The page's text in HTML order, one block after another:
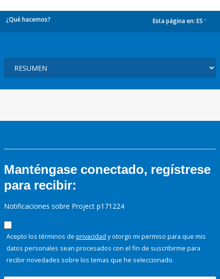
¿Qué hacemos? Esta página en: ES
Manténgase conectado, regístrese
para recibir:
Notificaciones sobre Project p171224
Acepto los términos de privacidad y otorgo mi permiso para que mis
datos personales sean procesados con el fin de suscribirme para
recibir novedades sobre los temas que he seleccionado.